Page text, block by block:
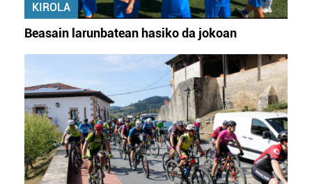
KIROLA
Beasain larunbatean hasiko da jokoan